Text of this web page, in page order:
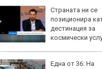
Страната ни се
позиционира
дестинация за
космически
Една от 36: На